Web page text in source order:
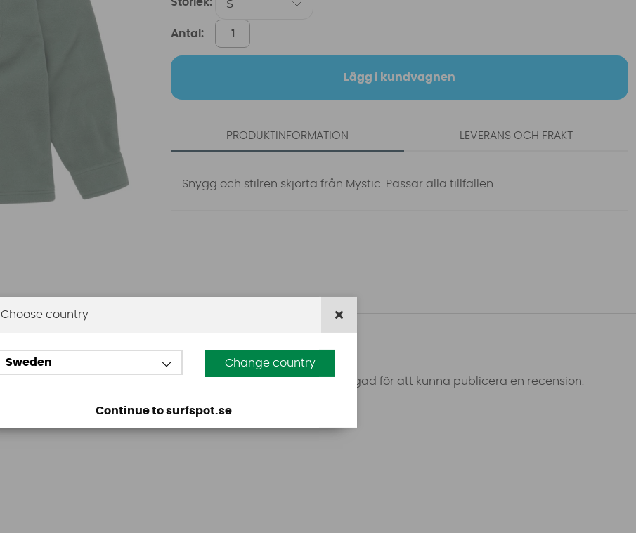
Antal:
Lägg i kundvagnen
PRODUKTINFORMATION
Snygg och stilren skjorta från Mystic. Passar alla tillfällen.
LEVERANS OCH FRAKT
Den här produkten har inga recensioner. Du måste vara inloggad för att kunna publicera en recension.
Choose country
Sweden Change country
Continue to surfspot.se